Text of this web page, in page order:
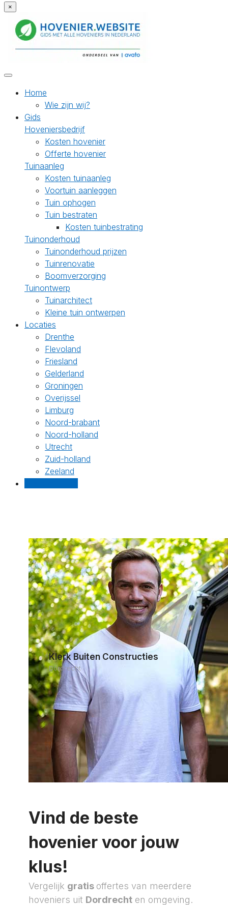
×
Home
Wie zijn wij?
Gids
Hoveniersbedrijf
Kosten hovenier
Offerte hovenier
Tuinaanleg
Kosten tuinaanleg
Voortuin aanleggen
Tuin ophogen
Tuin bestraten
Kosten tuinbestrating
Tuinonderhoud
Tuinonderhoud prijzen
Tuinrenovatie
Boomverzorging
Tuinontwerp
Tuinarchitect
Kleine tuin ontwerpen
Locaties
Drenthe
Flevoland
Friesland
Gelderland
Groningen
Overijssel
Limburg
Noord-brabant
Noord-holland
Utrecht
Zuid-holland
Zeeland
Klerk Buiten Constructies
Dordrecht
Vind de beste
hovenier voor jouw
klus!
Vergelijk gratis offertes van meerdere
hoveniers uit Dordrecht en omgeving.